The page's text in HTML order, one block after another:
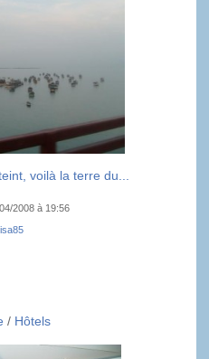
voilà la terre du...
2008 à 19:56
isa85
/ Hôtels